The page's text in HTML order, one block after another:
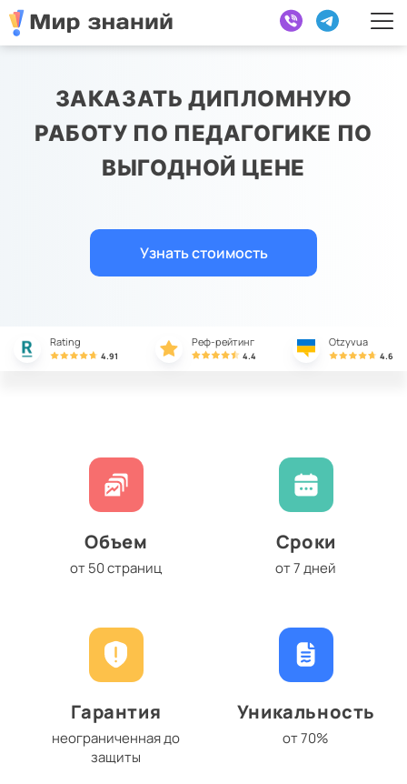
ЗАКАЗАТЬ ДИПЛОМНУЮ
РАБОТУ ПО ПЕДАГОГИКЕ ПО
ВЫГОДНОЙ ЦЕНЕ
Узнать стоимость
Rating
4.91
Реф-рейтинг
4.4
Otzyvua
4.6
Объем
от 50 страниц
Гарантия
неограниченная до
защиты
Сроки
от 7 дней
Уникальность
от 70%